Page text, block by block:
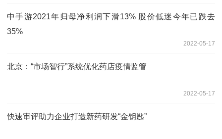
中手游2021年归母净利润下滑13% 股价低迷今年已跌去
35%
2022-05-17
北京：“市场智行”系统优化药店疫情监管
2022-05-17
快速审评助力企业打造新药研发“金钥匙”